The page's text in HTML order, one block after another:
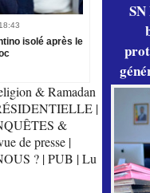
isolé après le
& Ramadan
|
&
de presse |
? |PUB |Lu